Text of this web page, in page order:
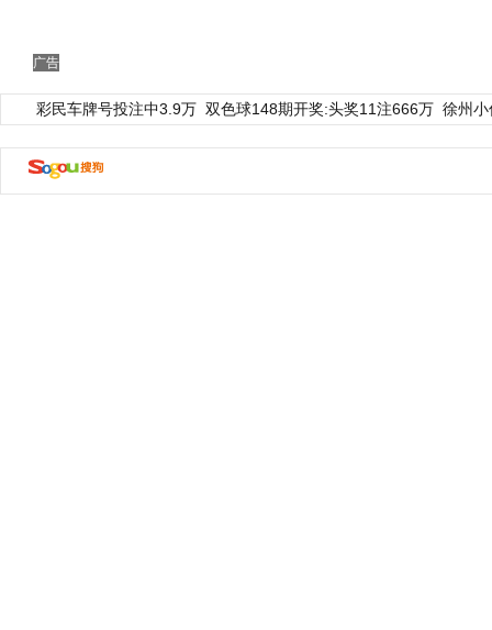
广告
彩民车牌号投注中3.9万 双色球148期开奖:头奖11注666万 徐州